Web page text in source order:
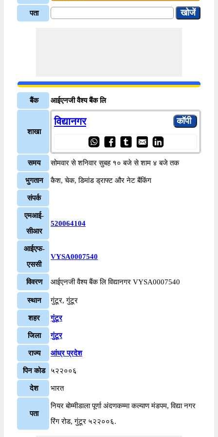
पता
बैंक आईएनजी वैश्य बैंक लि
शाखा
विद्यानगर
समय सोमवार से शनिवार सुबह १० बजे से शाम ४ बजे तक
भुगतान कैश, चेक, डिमांड ड्राफ्ट और नेट बैंकिंग
संपर्क
एमआई-
सीआर
520064104
आईएफ-
एससी
VYSA0007540
विवरण आईएनजी वैश्य बैंक लि विद्यानगर VYSA0007540
स्थान गुंटूर, गुंटूर
शहर गुंटूर
जिला गुंटूर
राज्य आंध्र प्रदेश
पिन कोड ५२२००६
देश भारत
पता
नियर बोम्मीडाला पूर्णा अंदणकम्मा कल्याण मंडपम, विद्या नगर
रिंग रोड, गुंटूर ५२२००६.